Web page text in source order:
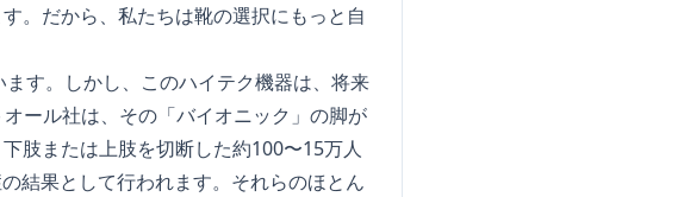
。だから、私たちは靴の選択にもっと自
す。しかし、このハイテク機器は、将来
ール社は、その「バイオニック」の脚が
肢または上肢を切断した約100〜15万人
結果として行われます。それらのほとん